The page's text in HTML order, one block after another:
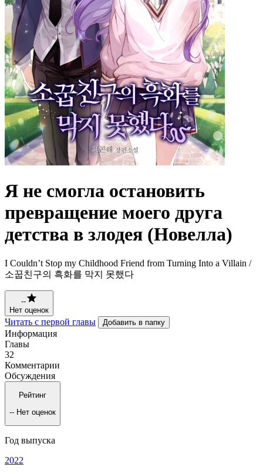
Я не смогла остановить
превращение моего друга
детства в злодея (Новелла)
I Couldn’t Stop my Childhood Friend from Turning Into a Villain /
소꿉친구의 흑화를 막지 못했다
--
Нет оценок
Читать с первой главы Добавить в папку
Информация
Главы
32
Комментарии
Обсуждения
Рейтинг
-- Нет оценок
Год выпуска
2022